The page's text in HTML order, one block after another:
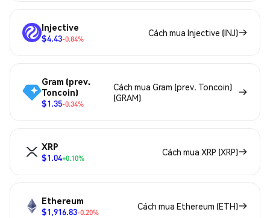
Injective
$4.43-0.84%
Cách mua Injective (INJ)
Gram (prev.
Toncoin)
$1.35-0.34%
Cách mua Gram (prev. Toncoin)
(GRAM)
XRP
$1.04+0.10%
Cách mua XRP (XRP)
Ethereum
$1,916.83-0.20%
Cách mua Ethereum (ETH)